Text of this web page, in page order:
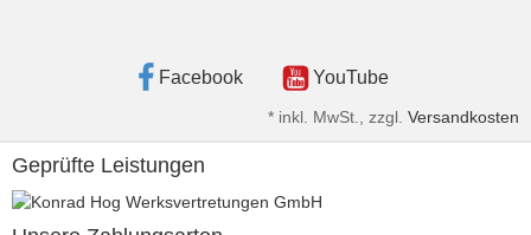
Facebook YouTube
* inkl. MwSt., zzgl. Versandkosten
Geprüfte Leistungen